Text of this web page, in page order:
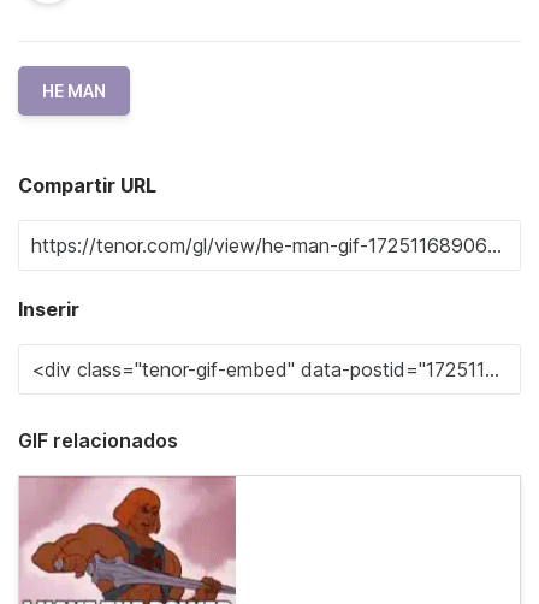
HE MAN
Compartir URL
Inserir
GIF relacionados